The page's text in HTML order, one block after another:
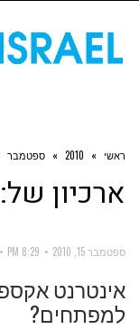
ראשי »
2010
» ספטמבר
ארכיון של:
ספטמבר 15, 2010 8:29 PM
למפתחים?